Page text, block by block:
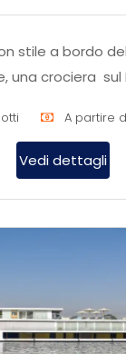
stile a bordo
una crociera sul
A partire
Vedi dettagli